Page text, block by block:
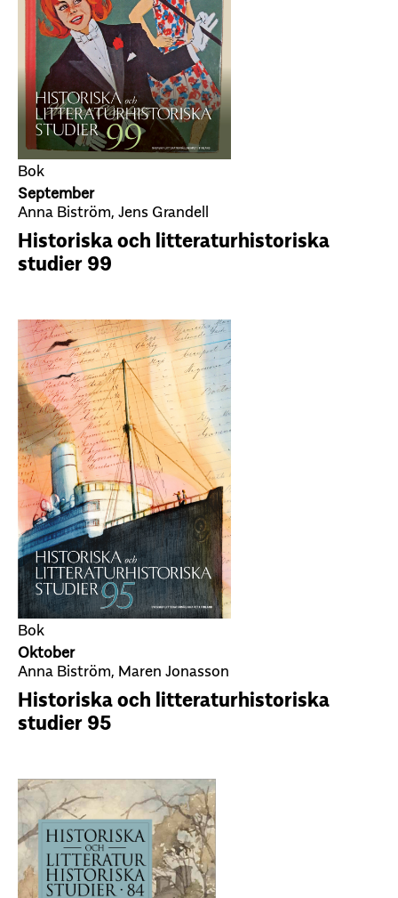
Bok
September
Anna Biström, Jens Grandell
Historiska och litteraturhistoriska
studier 99
Bok
Oktober
Anna Biström, Maren Jonasson
Historiska och litteraturhistoriska
studier 95